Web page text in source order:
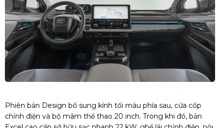
Phiên bản Design bổ sung kính tối màu phía sau, cửa cốp
chỉnh điện và bộ mâm thể thao 20 inch. Trong khi đó, bản